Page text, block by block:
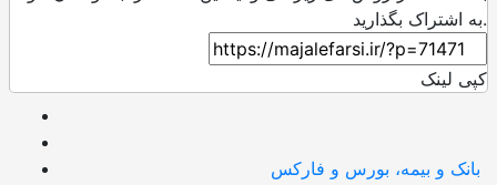
به اشتراک بگذارید.
کپی لینک
بانک و بیمه، بورس و فارکس